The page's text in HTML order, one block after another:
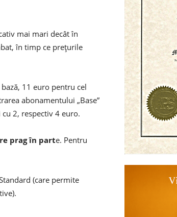
mai mari decât în
în timp ce preţurile
11 euro pentru cel
abonamentului „Base”
2, respectiv 4 euro.
prag în parte. Pentru
(care permite